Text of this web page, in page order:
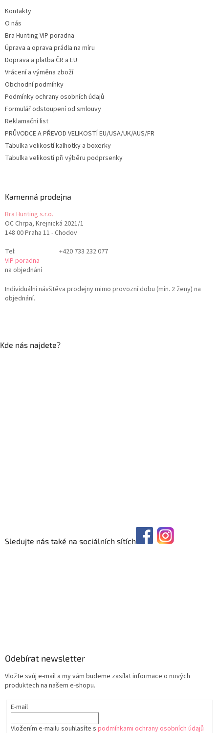
Kontakty
O nás
Bra Hunting VIP poradna
Úprava a oprava prádla na míru
Doprava a platba ČR a EU
Vrácení a výměna zboží
Obchodní podmínky
Podmínky ochrany osobních údajů
Formulář odstoupení od smlouvy
Reklamační list
PRŮVODCE A PŘEVOD VELIKOSTÍ EU/USA/UK/AUS/FR
Tabulka velikostí kalhotky a boxerky
Tabulka velikostí při výběru podprsenky
Kamenná prodejna
Bra Hunting s.r.o.
OC Chrpa, Krejnická 2021/1
148 00 Praha 11 - Chodov
Tel:
+420 733 232 077
VIP poradna
na objednání
Individuální návštěva prodejny mimo provozní dobu (min. 2 ženy) na
objednání.
Kde nás najdete?
Sledujte nás také na sociálních sítích
Odebírat newsletter
Vložte svůj e-mail a my vám budeme zasílat informace o nových
produktech na našem e-shopu.
E-mail
Vložením e-mailu souhlasíte s podmínkami ochrany osobních údajů